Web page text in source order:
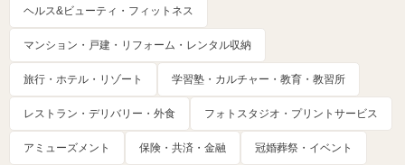
ヘルス&ビューティ・フィットネス
マンション・戸建・リフォーム・レンタル収納
旅行・ホテル・リゾート 学習塾・カルチャー・教育・教習所
レストラン・デリバリー・外食 フォトスタジオ・プリントサービス
アミューズメント 保険・共済・金融 冠婚葬祭・イベント